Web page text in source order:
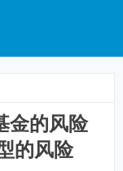
金的风险
的风险